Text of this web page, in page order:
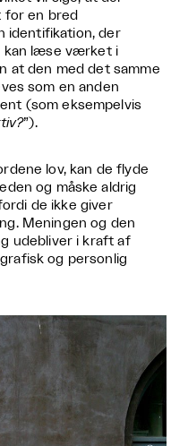
for en bred
identifikation, der
kan læse værket i
at den med det samme
som en anden
(som eksempelvis
?”).
lov, kan de flyde
og måske aldrig
de ikke giver
Meningen og den
udebliver i kraft af
og personlig